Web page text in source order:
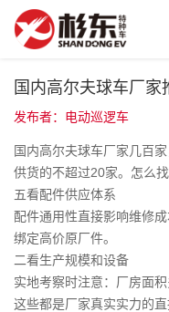
国内高尔夫球车厂
发布者：电动巡逻车
国内高尔夫球车厂家几百
供货的不超过20家。怎么
五看配件供应体系
配件通用性直接影响维修
绑定高价原厂件。
二看生产规模和设备
实地考察时注意：厂房面
这些都是厂家真实实力的直